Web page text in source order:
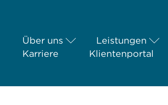
Über uns Leistungen
Karriere
Klientenportal